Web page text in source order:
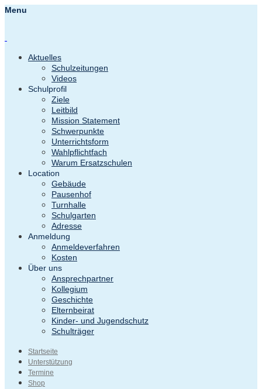
Menu
Aktuelles
Schulzeitungen
Videos
Schulprofil
Ziele
Leitbild
Mission Statement
Schwerpunkte
Unterrichtsform
Wahlpflichtfach
Warum Ersatzschulen
Location
Gebäude
Pausenhof
Turnhalle
Schulgarten
Adresse
Anmeldung
Anmeldeverfahren
Kosten
Über uns
Ansprechpartner
Kollegium
Geschichte
Elternbeirat
Kinder- und Jugendschutz
Schulträger
Startseite
Unterstützung
Termine
Shop